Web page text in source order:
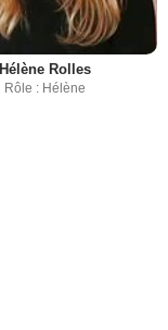
Hélène Rolles
Rôle : Hélène